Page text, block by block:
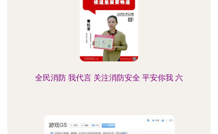
全民消防 我代言 关注消防安全 平安你我 六